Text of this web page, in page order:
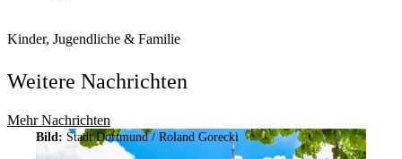
Kinder, Jugendliche & Familie
Weitere Nachrichten
Mehr Nachrichten
Bild: Stadt Dortmund / Roland Gorecki